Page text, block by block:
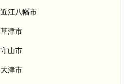
近江八幡市
草津市
守山市
大津市